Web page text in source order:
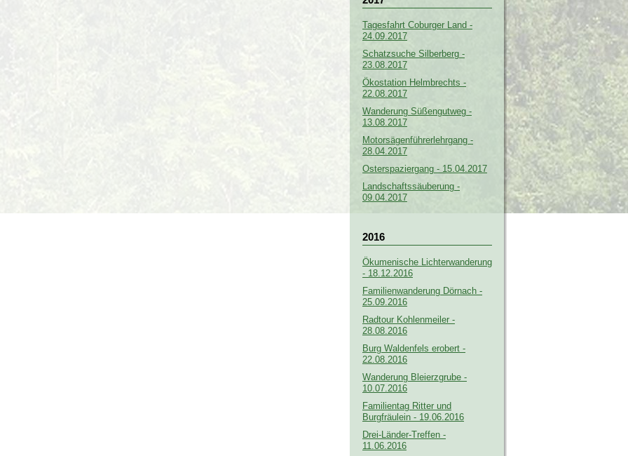
Tagesfahrt Coburger Land -
24.09.2017
Schatzsuche Silberberg -
23.08.2017
Ökostation Helmbrechts -
22.08.2017
Wanderung Süßengutweg -
13.08.2017
Motorsägenführerlehrgang -
28.04.2017
Osterspaziergang - 15.04.2017
Landschaftssäuberung -
09.04.2017
2016
Ökumenische Lichterwanderung
- 18.12.2016
Familienwanderung Dörnach -
25.09.2016
Radtour Kohlenmeiler -
28.08.2016
Burg Waldenfels erobert -
22.08.2016
Wanderung Bleierzgrube -
10.07.2016
Familientag Ritter und
Burgfräulein - 19.06.2016
Drei-Länder-Treffen -
11.06.2016